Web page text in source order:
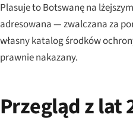
Plasuje to Botswanę na
adresowana — zwalczana za
własny katalog środków
prawnie nakazany.
Przegląd z lat